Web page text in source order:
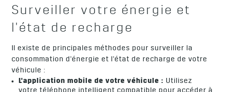
Surveiller votre énergie et
l'état de recharge
Il existe de principales méthodes pour surveiller la
consommation d'énergie et l'état de recharge de votre
véhicule :
L'application mobile de votre véhicule : Utilisez